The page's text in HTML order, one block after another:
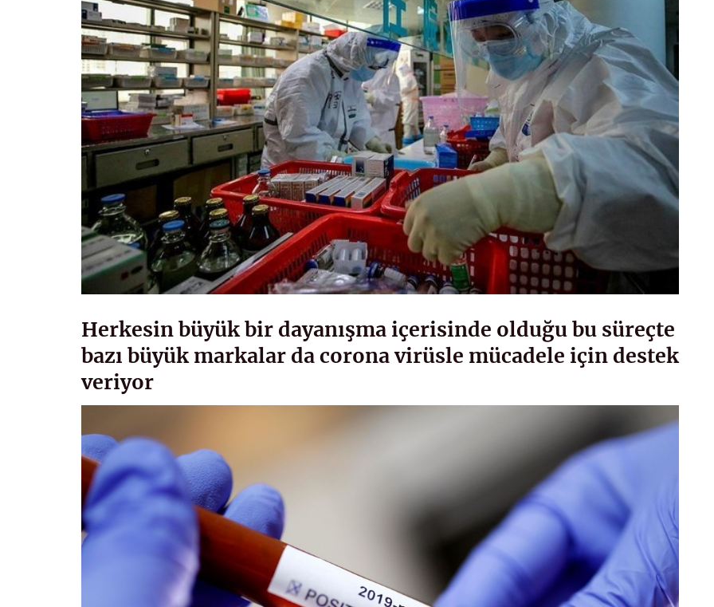
Herkesin büyük bir dayanışma içerisinde olduğu bu süreçte
bazı büyük markalar da corona virüsle mücadele için destek
veriyor